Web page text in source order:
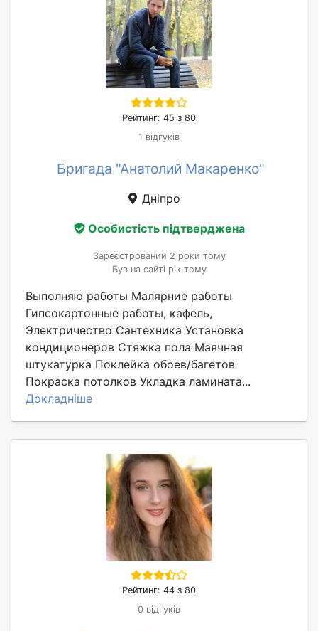
Рейтинг: 45 з 80
1 відгуків
Бригада "Анатолий Макаренко"
Дніпро
Особистість підтверджена
Зареєстрований 2 роки тому
Був на сайті рік тому
Выполняю работы Малярние работы
Гипсокартонные работы, кафель,
Электричество Сантехника Установка
кондиционеров Стяжка пола Маячная
штукатурка Поклейка обоев/багетов
Покраска потолков Укладка ламината...
Докладніше
Рейтинг: 44 з 80
0 відгуків